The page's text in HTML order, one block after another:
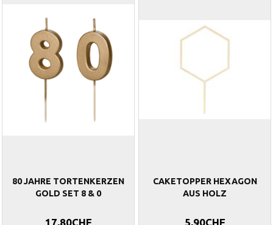
80 JAHRE TORTENKERZEN
GOLD SET 8 & 0
17,80CHF
CAKETOPPER HEXAGON
AUS HOLZ
5,90CHF